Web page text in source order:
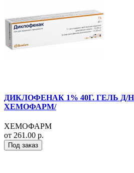
ДИКЛОФЕНАК 1% 40Г. ГЕЛЬ
ХЕМОФАРМ/
ХЕМОФАРМ
от 261.00 р.
Под заказ